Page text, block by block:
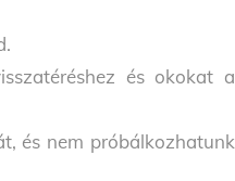
és okokat a
és nem próbálkozhatunk